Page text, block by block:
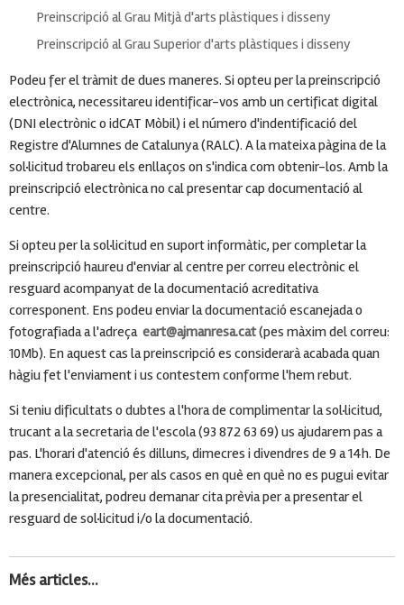
Preinscripció al Grau Mitjà d'arts plàstiques i disseny
Preinscripció al Grau Superior d'arts plàstiques i disseny
Podeu fer el tràmit de dues maneres. Si opteu per la preinscripció
electrònica, necessitareu identificar-vos amb un certificat digital
(DNI electrònic o idCAT Mòbil) i el número d'indentificació del
Registre d'Alumnes de Catalunya (RALC). A la mateixa pàgina de la
sol·licitud trobareu els enllaços on s'indica com obtenir-los. Amb la
preinscripció electrònica no cal presentar cap documentació al
centre.
Si opteu per la sol·licitud en suport informàtic, per completar la
preinscripció haureu d'enviar al centre per correu electrònic el
resguard acompanyat de la documentació acreditativa
corresponent. Ens podeu enviar la documentació escanejada o
fotografiada a l'adreça eart@ajmanresa.cat(pes màxim del correu:
10Mb). En aquest cas la preinscripció es considerarà acabada quan
hàgiu fet l'enviament i us contestem conforme l'hem rebut.
Si teniu dificultats o dubtes a l'hora de complimentar la sol·licitud,
trucant a la secretaria de l'escola (93 872 63 69) us ajudarem pas a
pas. L'horari d'atenció és dilluns, dimecres i divendres de 9 a 14h. De
manera excepcional, per als casos en què en què no es pugui evitar
la presencialitat, podreu demanar cita prèvia per a presentar el
resguard de sol·licitud i/o la documentació.
Més articles...